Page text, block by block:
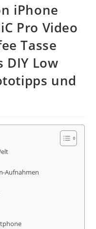
iPhone
Pro Video
Tasse
DIY Low
und
Aufnahmen